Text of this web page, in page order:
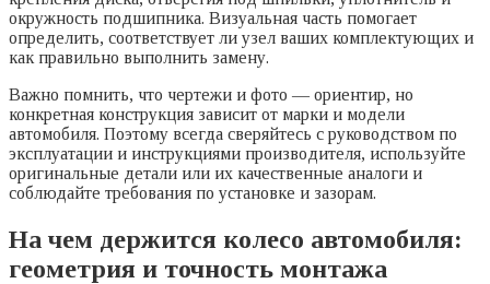
окружность подшипника. Визуальная часть помогает
определить, соответствует ли узел ваших комплектующих и
как правильно выполнить замену.
Важно помнить, что чертежи и фото — ориентир, но
конкретная конструкция зависит от марки и модели
автомобиля. Поэтому всегда сверяйтесь с руководством по
эксплуатации и инструкциями производителя, используйте
оригинальные детали или их качественные аналоги и
соблюдайте требования по установке и зазорам.
На чем держится колесо автомобиля:
геометрия и точность монтажа